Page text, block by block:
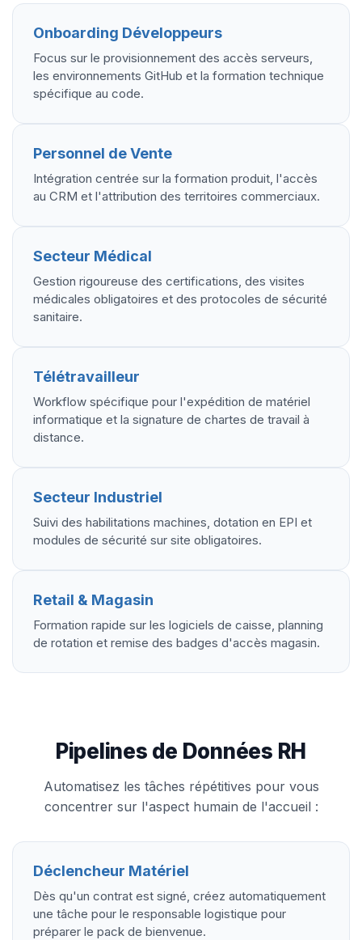
Onboarding Développeurs
Focus sur le provisionnement des accès serveurs,
les environnements GitHub et la formation technique
spécifique au code.
Personnel de Vente
Intégration centrée sur la formation produit, l'accès
au CRM et l'attribution des territoires commerciaux.
Secteur Médical
Gestion rigoureuse des certifications, des visites
médicales obligatoires et des protocoles de sécurité
sanitaire.
Télétravailleur
Workflow spécifique pour l'expédition de matériel
informatique et la signature de chartes de travail à
distance.
Secteur Industriel
Suivi des habilitations machines, dotation en EPI et
modules de sécurité sur site obligatoires.
Retail & Magasin
Formation rapide sur les logiciels de caisse, planning
de rotation et remise des badges d'accès magasin.
Pipelines de Données RH
Automatisez les tâches répétitives pour vous
concentrer sur l'aspect humain de l'accueil :
Déclencheur Matériel
Dès qu'un contrat est signé, créez automatiquement
une tâche pour le responsable logistique pour
préparer le pack de bienvenue.